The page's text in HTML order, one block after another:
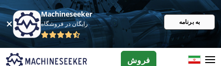
Machineseeker
رایگان در فروشگاه به برنامه
فروش